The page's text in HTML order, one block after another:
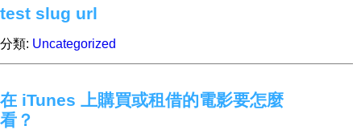
test slug url
分類: Uncategorized
在 iTunes 上購買或租借的電影要怎麼
看？